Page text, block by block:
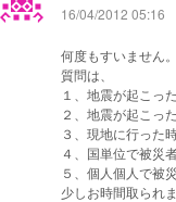
16/04/2012 05:16
何度もすいません
質問は、
１、地震が起こっ
２、地震が起こっ
３、現地に行った
４、国単位で被災
５、個人個人で被
少しお時間取られ